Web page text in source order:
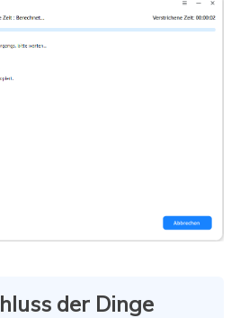
der Dinge